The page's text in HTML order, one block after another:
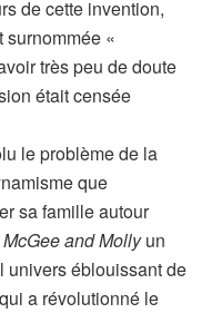
de cette invention,
surnommée «
très peu de doute
était censée
le problème de la
que
sa famille autour
and Mollyun
univers éblouissant de
a révolutionné le